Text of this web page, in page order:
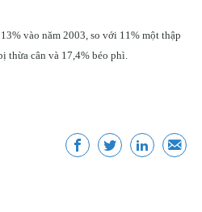
vào năm 2003, so với 11% một thập
thừa cân và 17,4% béo phì.